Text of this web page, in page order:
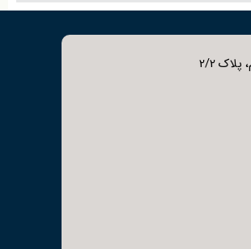
ویژه، با ما تماس بگیرید.
2/2